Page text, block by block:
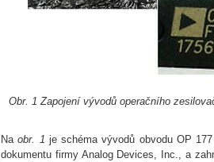
Obr. 1 Zapojení vývodů operačního
Naobr. 1 je schéma vývodů obvodu OP
dokumentu firmy Analog Devices, Inc., a